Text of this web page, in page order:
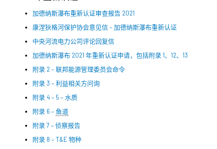
加德纳斯瀑布重新认证审查报告 2021
康涅狄格河保护协会意见信 – 加德纳斯瀑布重新认证
中央河流电力公司评论回复信
加德纳斯瀑布 2021 年重新认证申请，包括附录 1、12、13
附录 2 – 联邦能源管理委员会命令
附录 3 – 利益相关方问询
附录 4 – 5 – 水质
附录 6 –鱼道
附录 7 – 侦察报告
附录 8 – T&E 物种